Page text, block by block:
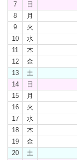
7
日
8
月
9
火
10
水
11
木
12
金
13
土
14
日
15
月
16
火
17
水
18
木
19
金
20
土